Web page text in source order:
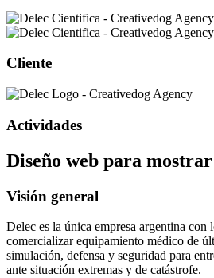
Cliente
Actividades
Diseño web para
Visión general
Delec es la única empresa argentina con
comercializar equipamiento médico de
simulación, defensa y seguridad para
ante situación extremas y de catástrofe.